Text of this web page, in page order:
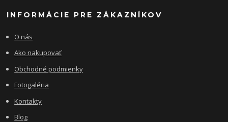
INFORMÁCIE PRE ZÁKAZNÍKOV
O nás
Ako nakupovať
Obchodné podmienky
Fotogaléria
Kontakty
Blog